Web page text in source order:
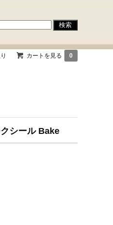
カートを見る 0
シール Bake